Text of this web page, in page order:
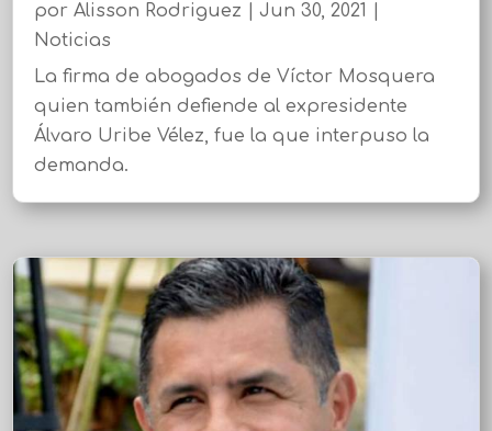
porAlisson Rodriguez |Jun 30, 2021
Noticias
La firma de abogados de Víctor Mosquera
quien también defiende al expresidente
Álvaro Uribe Vélez, fue la que interpuso la
demanda.